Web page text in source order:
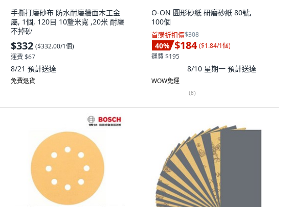
手撕打磨砂布 防水耐磨牆面木工金
屬, 1個, 120目 10釐米寬 ,20米 耐磨
不掉砂
$332 ($332.00/1個)
運費 $67
8/21 預計送達
免費退貨
O-ON 圓形砂紙 研磨砂紙 80號,
100個
首購折扣價$308
40% $184 ($1.84/1個)
運費 $195
8/10 星期一 預計送達
WOW免運
(8)